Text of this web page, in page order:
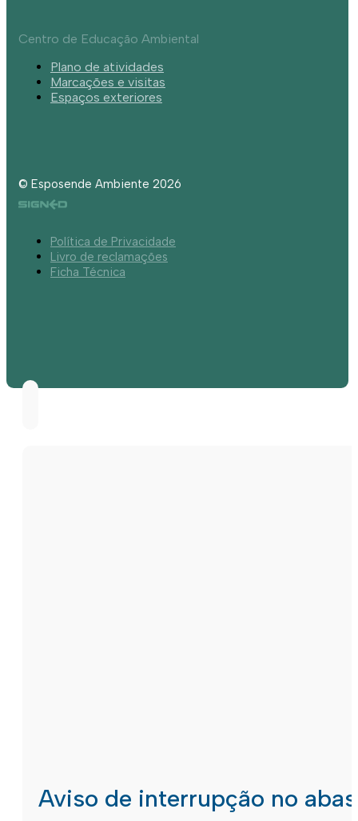
Centro de Educação Ambiental
Plano de atividades
Marcações e visitas
Espaços exteriores
© Esposende Ambiente 2026
Política de Privacidade
Livro de reclamações
Ficha Técnica
Aviso de interrupção no